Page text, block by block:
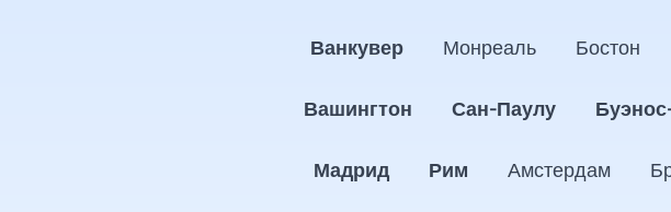
Ванкувер Монреаль Бостон
Вашингтон Сан-Паулу
Мадрид Рим Амстердам